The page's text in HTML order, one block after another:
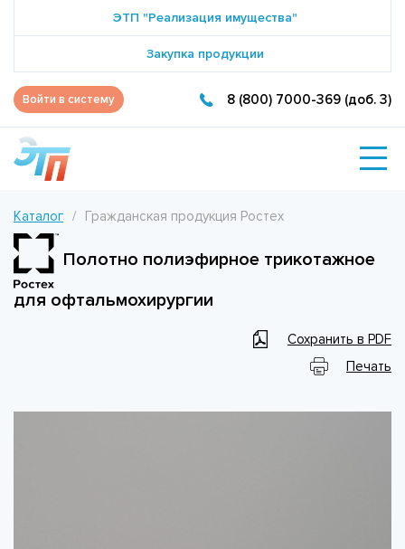
ЭТП "Реализация имущества"
Закупка продукции
Войти в систему 8 (800) 7000-369 (доб. 3)
Каталог Гражданская продукция Ростех
Полотно полиэфирное трикотажное
для офтальмохирургии
Сохранить в PDF
Печать